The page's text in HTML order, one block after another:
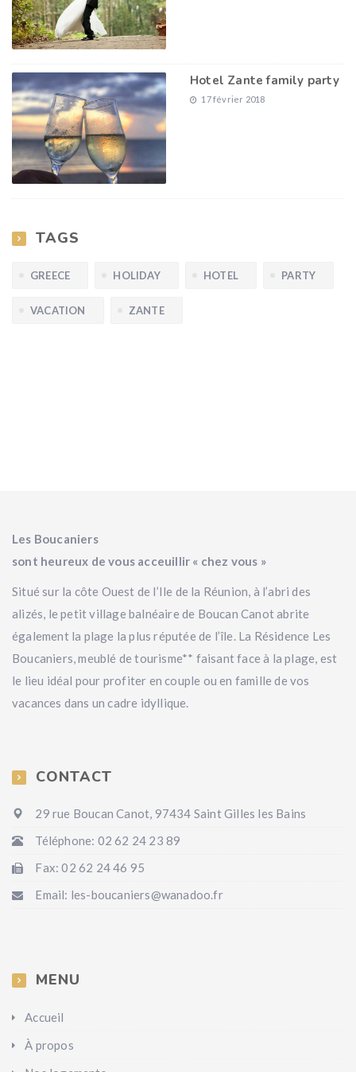
Hotel Zante family party
17 février 2018
TAGS
GREECE HOLIDAY HOTEL PARTY
VACATION ZANTE
Les Boucaniers
sont heureux de vous acceuillir « chez vous »
Situé sur la côte Ouest de l’Ile de la Réunion, à l’abri des
alizés, le petit village balnéaire de Boucan Canot abrite
également la plage la plus réputée de l’île. La Résidence Les
Boucaniers, meublé de tourisme** faisant face à la plage, est
le lieu idéal pour profiter en couple ou en famille de vos
vacances dans un cadre idyllique.
CONTACT
29 rue Boucan Canot, 97434 Saint Gilles les Bains
Téléphone: 02 62 24 23 89
Fax: 02 62 24 46 95
Email: les-boucaniers@wanadoo.fr
MENU
Accueil
À propos